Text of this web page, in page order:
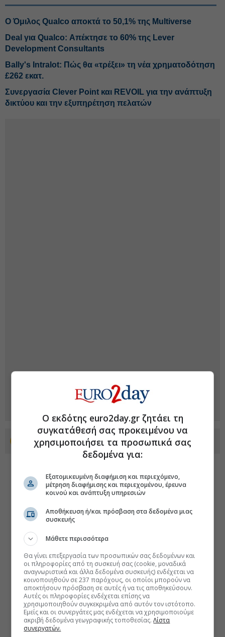
Ο Όμιλος Qualco αποκτά το 50,1% της Multiverse
Deal για Qualco: Απέκτησε το 60% της Lever
Development Consultants
Bally's Intralot: Πώς θα «τρέξει» τη νέα χρηματοδότηση
£262 εκατ.
Συνεργασία Clever Point και REVOIL για την ανάπτυξη
δικτύου και την εξυπηρέτηση πελατών
Προσθέστε το euro2day.gr στο Discover
Ο εκδότης euro2day.gr ζητάει τη
συγκατάθεσή σας προκειμένου να
χρησιμοποιήσει τα προσωπικά σας
δεδομένα για:
Εξατομικευμένη διαφήμιση και περιεχόμενο,
μέτρηση διαφήμισης και περιεχομένου, έρευνα
κοινού και ανάπτυξη υπηρεσιών
Αποθήκευση ή/και πρόσβαση στα δεδομένα μιας
συσκευής
Μάθετε περισσότερα
Θα γίνει επεξεργασία των προσωπικών σας δεδομένων και
οι πληροφορίες από τη συσκευή σας (cookie, μοναδικά
αναγνωριστικά και άλλα δεδομένα συσκευής) ενδέχεται να
κοινοποιηθούν σε 237 παρόχους, οι οποίοι μπορούν να
αποκτήσουν πρόσβαση σε αυτές ή να τις αποθηκεύσουν.
Αυτές οι πληροφορίες ενδέχεται επίσης να
χρησιμοποιηθούν συγκεκριμένα από αυτόν τον ιστότοπο.
Εμείς και οι συνεργάτες μας ενδέχεται να χρησιμοποιούμε
ακριβή δεδομένα γεωγραφικής τοποθεσίας.Λίστα
συνεργατών.